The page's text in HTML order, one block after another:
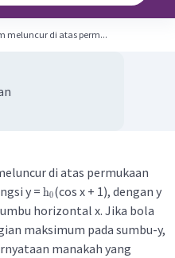
meluncur di atas perm...
di atas permukaan
y = h0(cos x + 1), dengan y
horizontal x. Jika bola
maksimum pada sumbu-y,
manakah yang